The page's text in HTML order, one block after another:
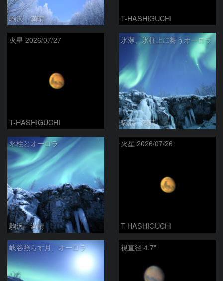
駒沢 満晴 T-HASHIGUCHI
火星 2026/07/27
T-HASHIGUCHI
氷瀑、氷柱上に舞うオーロラ
駒沢 満晴
氷柱とオーロラ
駒沢 満晴
火星 2026/07/26
T-HASHIGUCHI
峡谷照らす月、オーロラ 視直径 4.7"